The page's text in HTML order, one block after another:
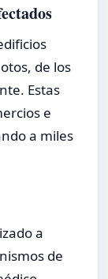
de los
Estas
e
a miles
a
de